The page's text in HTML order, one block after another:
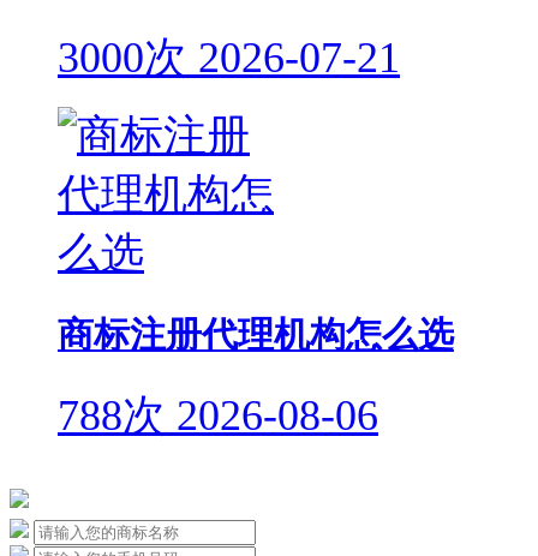
3000次 2026-07-21
商标注册代理机构怎么选
788次 2026-08-06